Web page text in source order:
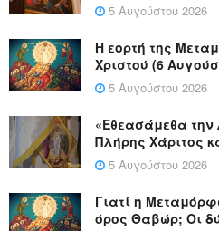
5 Αυγούστου 2026
Η εορτή της
Χριστού (6
5 Αυγούστου 2026
«Εθεασάμεθα
Πλήρης Χάριτος
5 Αυγούστου 2026
Γιατί η
όρος Θαβώρ; Οι